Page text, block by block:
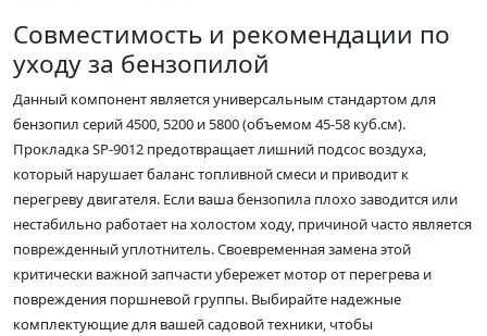
Совместимость и рекомендации по
уходу за бензопилой
Данный компонент является универсальным стандартом для
бензопил серий 4500, 5200 и 5800 (объемом 45-58 куб.см).
Прокладка SP-9012 предотвращает лишний подсос воздуха,
который нарушает баланс топливной смеси и приводит к
перегреву двигателя. Если ваша бензопила плохо заводится или
нестабильно работает на холостом ходу, причиной часто является
поврежденный уплотнитель. Своевременная замена этой
критически важной запчасти убережет мотор от перегрева и
повреждения поршневой группы. Выбирайте надежные
комплектующие для вашей садовой техники, чтобы